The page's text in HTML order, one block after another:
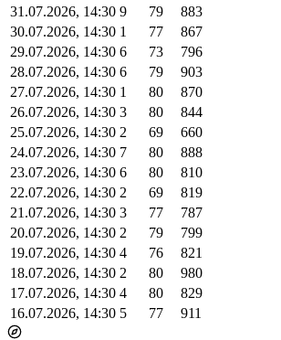
31.07.2026, 14:30 9 79
883
30.07.2026, 14:30 1 77
867
29.07.2026, 14:30 6 73
796
28.07.2026, 14:30 6 79
903
27.07.2026, 14:30 1 80
870
26.07.2026, 14:30 3 80
844
25.07.2026, 14:30 2 69
660
24.07.2026, 14:30 7 80
888
23.07.2026, 14:30 6 80
810
22.07.2026, 14:30 2 69
819
21.07.2026, 14:30 3 77
787
20.07.2026, 14:30 2 79
799
19.07.2026, 14:30 4 76
821
18.07.2026, 14:30 2 80
980
17.07.2026, 14:30 4 80
829
16.07.2026, 14:30 5 77 911